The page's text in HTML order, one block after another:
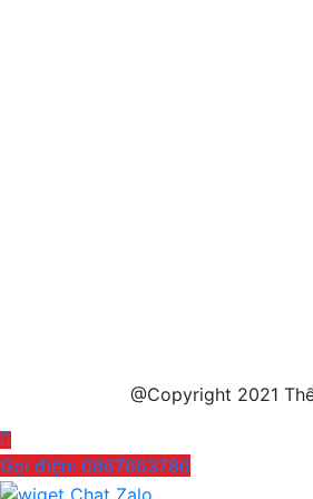
@Copyright 2021
Gọi điện: 0867663786